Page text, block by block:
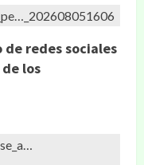
redes sociales
los